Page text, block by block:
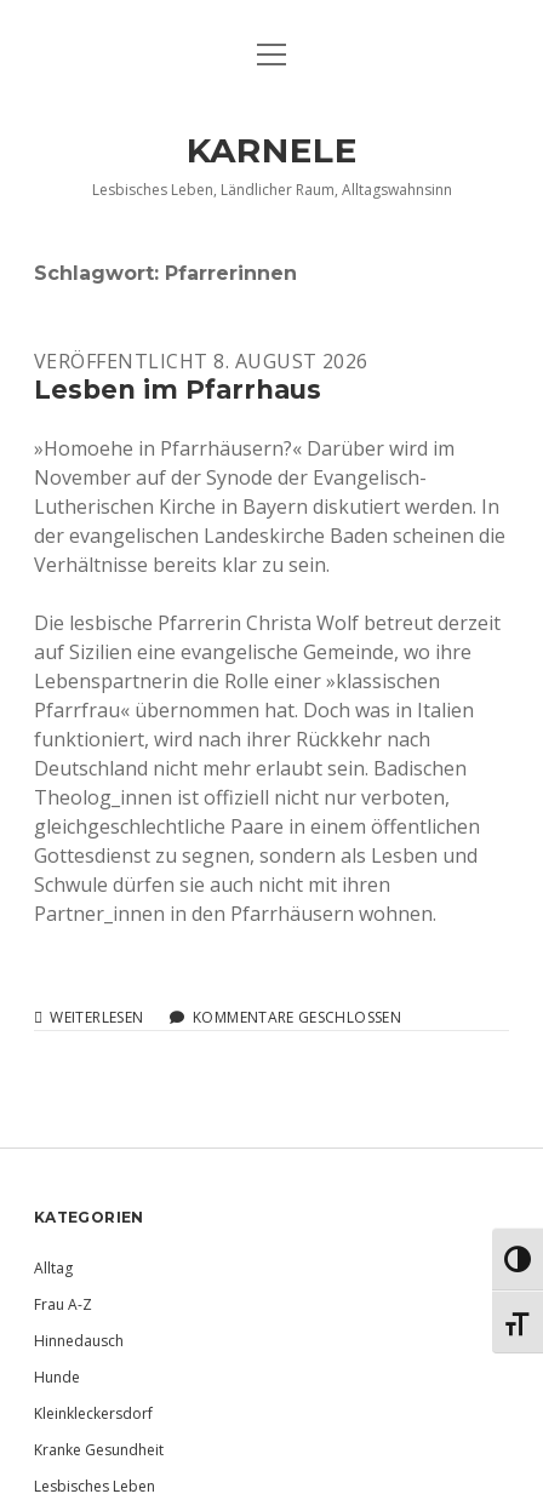
DATENSCHUTZERKLÄRUNG
Menü
KARNELE
Lesbisches Leben, Ländlicher Raum, Alltagswahnsinn
Schlagwort: Pfarrerinnen
VERÖFFENTLICHT 8. AUGUST 2026
Lesben im Pfarrhaus
»Homoehe in Pfarrhäusern?« Darüber wird im
November auf der Synode der Evangelisch-
Lutherischen Kirche in Bayern diskutiert werden. In
der evangelischen Landeskirche Baden scheinen die
Verhältnisse bereits klar zu sein.
Die lesbische Pfarrerin Christa Wolf betreut derzeit
auf Sizilien eine evangelische Gemeinde, wo ihre
Lebenspartnerin die Rolle einer »klassischen
Pfarrfrau« übernommen hat. Doch was in Italien
funktioniert, wird nach ihrer Rückkehr nach
Deutschland nicht mehr erlaubt sein. Badischen
Theolog_innen ist offiziell nicht nur verboten,
gleichgeschlechtliche Paare in einem öffentlichen
Gottesdienst zu segnen, sondern als Lesben und
Schwule dürfen sie auch nicht mit ihren
Partner_innen in den Pfarrhäusern wohnen.
WEITERLESEN LESBENKOMMENTARE GESCHLOSSEN
Sidebar
KATEGORIEN
Alltag
Frau A-Z
Hinnedausch
Hunde
Kleinkleckersdorf
Kranke Gesundheit
Lesbisches Leben